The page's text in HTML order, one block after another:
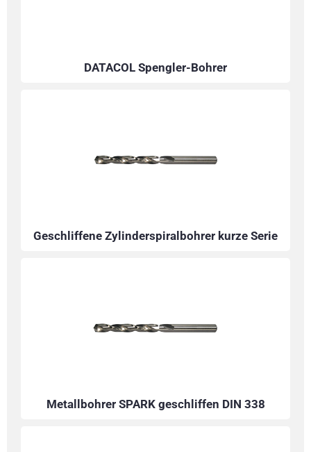
DATACOL Spengler-Bohrer
Geschliffene Zylinderspiralbohrer kurze Serie
Metallbohrer SPARK geschliffen DIN 338